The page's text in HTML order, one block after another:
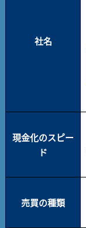
社名
現金化のスピー
ド
売買の種類